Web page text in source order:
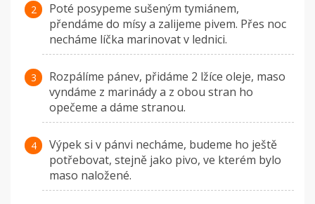
Poté posypeme sušeným tymiánem,
přendáme do mísy a zalijeme pivem. Přes noc
necháme líčka marinovat v lednici.
Rozpálíme pánev, přidáme 2 lžíce oleje, maso
vyndáme z marinády a z obou stran ho
opečeme a dáme stranou.
Výpek si v pánvi necháme, budeme ho ještě
potřebovat, stejně jako pivo, ve kterém bylo
maso naložené.